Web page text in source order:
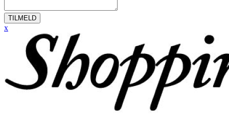
TILMELD
x